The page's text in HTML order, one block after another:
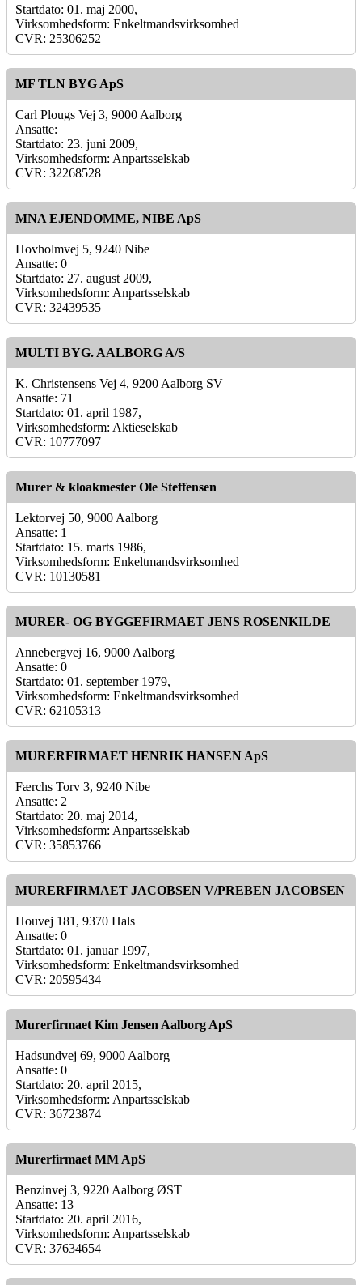
Startdato: 01. maj 2000,
Virksomhedsform: Enkeltmandsvirksomhed
CVR: 25306252
MF TLN BYG ApS
Carl Plougs Vej 3, 9000 Aalborg
Ansatte:
Startdato: 23. juni 2009,
Virksomhedsform: Anpartsselskab
CVR: 32268528
MNA EJENDOMME, NIBE ApS
Hovholmvej 5, 9240 Nibe
Ansatte: 0
Startdato: 27. august 2009,
Virksomhedsform: Anpartsselskab
CVR: 32439535
MULTI BYG. AALBORG A/S
K. Christensens Vej 4, 9200 Aalborg SV
Ansatte: 71
Startdato: 01. april 1987,
Virksomhedsform: Aktieselskab
CVR: 10777097
Murer & kloakmester Ole Steffensen
Lektorvej 50, 9000 Aalborg
Ansatte: 1
Startdato: 15. marts 1986,
Virksomhedsform: Enkeltmandsvirksomhed
CVR: 10130581
MURER- OG BYGGEFIRMAET JENS ROSENKILDE
Annebergvej 16, 9000 Aalborg
Ansatte: 0
Startdato: 01. september 1979,
Virksomhedsform: Enkeltmandsvirksomhed
CVR: 62105313
MURERFIRMAET HENRIK HANSEN ApS
Færchs Torv 3, 9240 Nibe
Ansatte: 2
Startdato: 20. maj 2014,
Virksomhedsform: Anpartsselskab
CVR: 35853766
MURERFIRMAET JACOBSEN V/PREBEN JACOBSEN
Houvej 181, 9370 Hals
Ansatte: 0
Startdato: 01. januar 1997,
Virksomhedsform: Enkeltmandsvirksomhed
CVR: 20595434
Murerfirmaet Kim Jensen Aalborg ApS
Hadsundvej 69, 9000 Aalborg
Ansatte: 0
Startdato: 20. april 2015,
Virksomhedsform: Anpartsselskab
CVR: 36723874
Murerfirmaet MM ApS
Benzinvej 3, 9220 Aalborg ØST
Ansatte: 13
Startdato: 20. april 2016,
Virksomhedsform: Anpartsselskab
CVR: 37634654